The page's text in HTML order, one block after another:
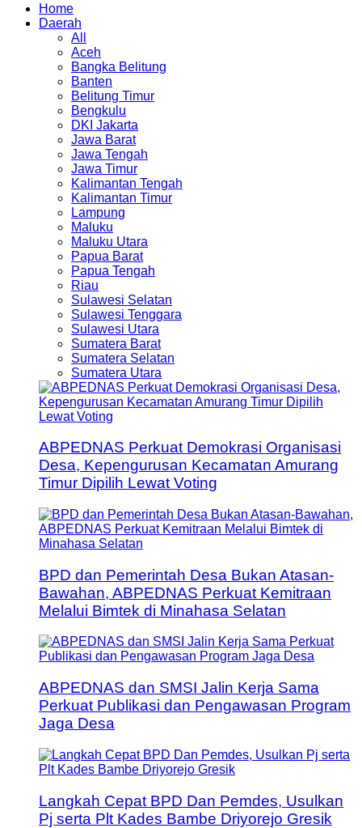
Home
Daerah
All
Aceh
Bangka Belitung
Banten
Belitung Timur
Bengkulu
DKI Jakarta
Jawa Barat
Jawa Tengah
Jawa Timur
Kalimantan Tengah
Kalimantan Timur
Lampung
Maluku
Maluku Utara
Papua Barat
Papua Tengah
Riau
Sulawesi Selatan
Sulawesi Tenggara
Sulawesi Utara
Sumatera Barat
Sumatera Selatan
Sumatera Utara
ABPEDNAS Perkuat Demokrasi Organisasi
Desa, Kepengurusan Kecamatan Amurang
Timur Dipilih Lewat Voting
BPD dan Pemerintah Desa Bukan Atasan-
Bawahan, ABPEDNAS Perkuat Kemitraan
Melalui Bimtek di Minahasa Selatan
ABPEDNAS dan SMSI Jalin Kerja Sama
Perkuat Publikasi dan Pengawasan Program
Jaga Desa
Langkah Cepat BPD Dan Pemdes, Usulkan
Pj serta Plt Kades Bambe Driyorejo Gresik